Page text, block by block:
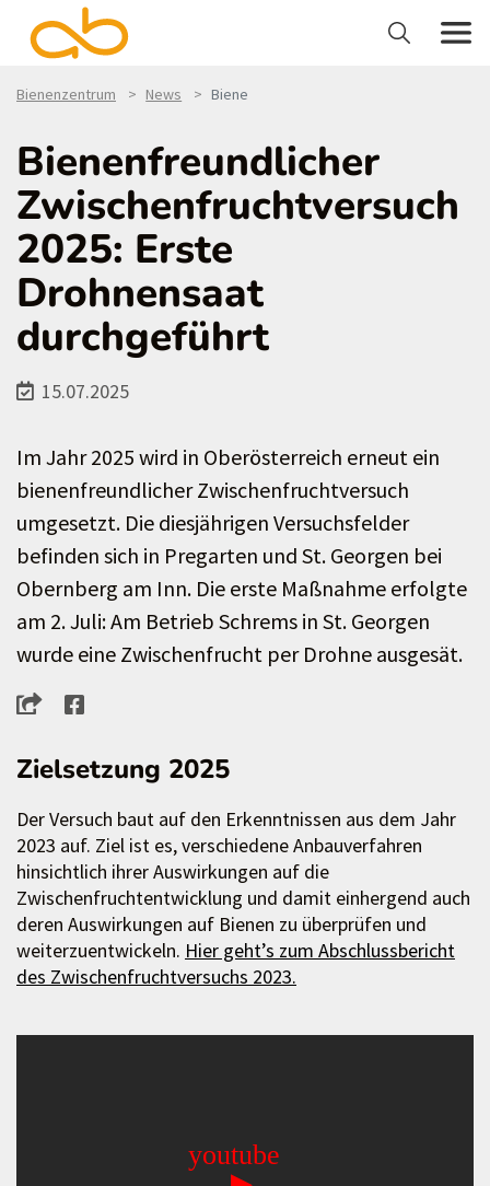
Bienenzentrum News Biene
Bienenfreundlicher
Zwischenfruchtversuch
2025: Erste
Drohnensaat
durchgeführt
15.07.2025
Im Jahr 2025 wird in Oberösterreich erneut ein
bienenfreundlicher Zwischenfruchtversuch
umgesetzt. Die diesjährigen Versuchsfelder
befinden sich in Pregarten und St. Georgen bei
Obernberg am Inn. Die erste Maßnahme erfolgte
am 2. Juli: Am Betrieb Schrems in St. Georgen
wurde eine Zwischenfrucht per Drohne ausgesät.
Zielsetzung 2025
Der Versuch baut auf den Erkenntnissen aus dem Jahr
2023 auf. Ziel ist es, verschiedene Anbauverfahren
hinsichtlich ihrer Auswirkungen auf die
Zwischenfruchtentwicklung und damit einhergend auch
deren Auswirkungen auf Bienen zu überprüfen und
weiterzuentwickeln. Hier geht’s zum Abschlussbericht
des Zwischenfruchtversuchs 2023.